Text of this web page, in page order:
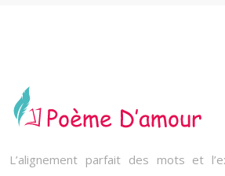
L’alignement parfait des mots et